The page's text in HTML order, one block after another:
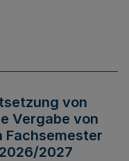
von
Vergabe von
Fachsemester
2027